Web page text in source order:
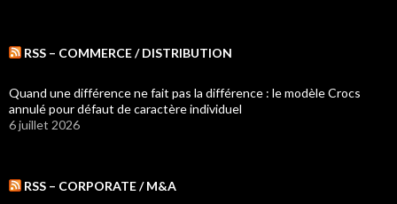
RSS – COMMERCE / DISTRIBUTION
Quand une différence ne fait pas la différence : le modèle Crocs
annulé pour défaut de caractère individuel
6 juillet 2026
RSS – CORPORATE / M&A